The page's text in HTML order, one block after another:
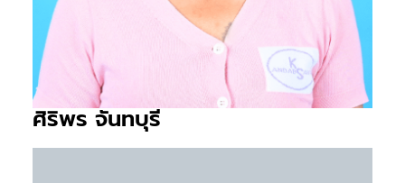
ศิริพร จันทบุรี